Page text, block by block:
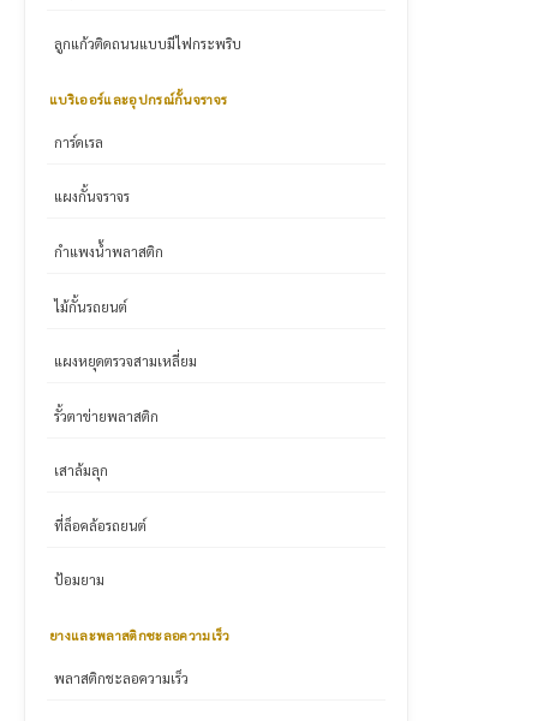
ลูกแก้วติดถนนแบบมีไฟกระพริบ
แบริเออร์และอุปกรณ์กั้นจราจร
การ์ดเรล
แผงกั้นจราจร
กำแพงน้ำพลาสติก
ไม้กั้นรถยนต์
แผงหยุดตรวจสามเหลี่ยม
รั้วตาข่ายพลาสติก
เสาล้มลุก
ที่ล็อคล้อรถยนต์
ป้อมยาม
ยางและพลาสติกชะลอความเร็ว
พลาสติกชะลอความเร็ว